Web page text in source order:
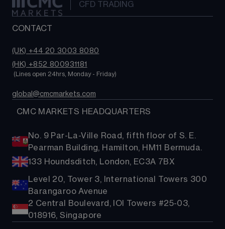
CFD TRADING
CONTACT
(UK) +44 20 3003 8080
(HK) +852 800931181
(Lines open 24hrs, Monday - Friday)
global@cmcmarkets.com
  CMC MARKETS HEADQUARTERS
No. 9 Par-La-Ville Road, fifth floor of S. E.
Pearman Building, Hamilton, HM11 Bermuda.
133 Houndsditch, London, EC3A 7BX
Level 20, Tower 3, International Towers 300
Barangaroo Avenue
2 Central Boulevard, IOI Towers #25-03,
018916, Singapore